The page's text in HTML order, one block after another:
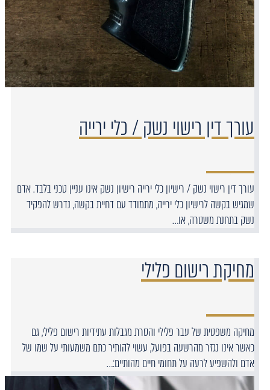
עורך דין רישוי נשק / כלי ירייה
עורך דין רישוי נשק / רישיון כלי ירייה רישיון נשק אינו עניין טכני בלבד. אדם
שמגיש בקשה לרישיון כלי ירייה, מתמודד עם דחיית בקשה, נדרש להפקיד
נשק בתחנת משטרה, או…
מחיקת רישום פלילי
מחיקה משפטית של עבר פלילי והסרת מגבלות עתידיות רישום פלילי, גם
כאשר אינו נגזר מהרשעה בפועל, עשוי להותיר כתם משמעותי על שמו של
אדם ולהשפיע לרעה על תחומי חיים מהותיים:…